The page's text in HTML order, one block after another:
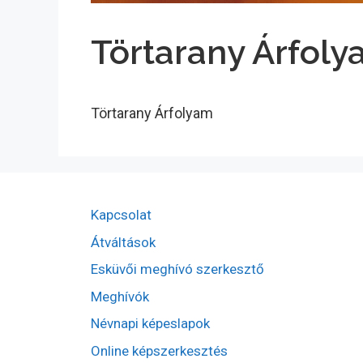
Törtarany
Törtarany Árfolyam
Kapcsolat
Átváltások
Esküvői meghívó szerkesztő
Meghívók
Névnapi képeslapok
Online képszerkesztés